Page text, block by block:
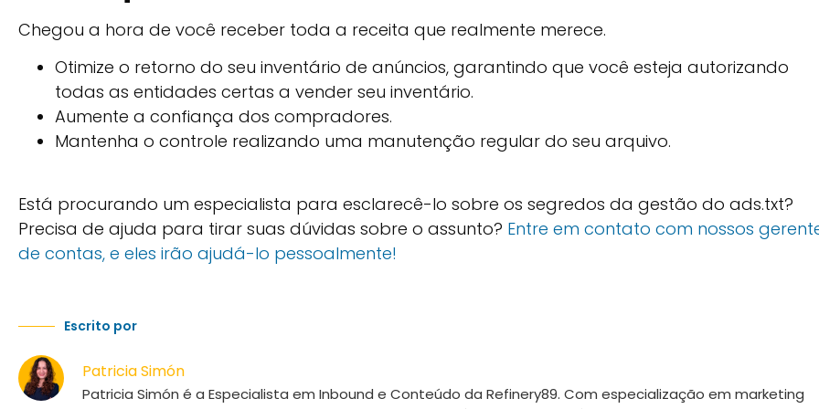
Chegou a hora de você receber toda a receita que realmente merece.
Otimize o retorno do seu inventário de anúncios, garantindo que você esteja autorizando
todas as entidades certas a vender seu inventário.
Aumente a confiança dos compradores.
Mantenha o controle realizando uma manutenção regular do seu arquivo.
Está procurando um especialista para esclarecê-lo sobre os segredos da gestão do ads.txt?
Precisa de ajuda para tirar suas dúvidas sobre o assunto? Entre em contato com nossos
de contas, e eles irão ajudá-lo pessoalmente!
Escrito por
Patricia Simón
Patricia Simón é a Especialista em Inbound e Conteúdo da Refinery89. Com especialização em marketing